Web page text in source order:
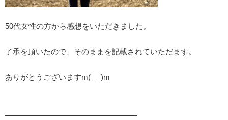
50代女性の方から感想をいただきました。
了承を頂いたので、そのままを記載されていただます。
ありがとうございますm(_ _)m
—————————————————-